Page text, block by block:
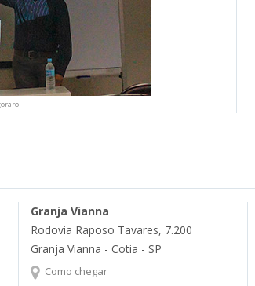
Granja Vianna
Rodovia Raposo Tavares, 7.200
Granja Vianna - Cotia - SP
Como chegar